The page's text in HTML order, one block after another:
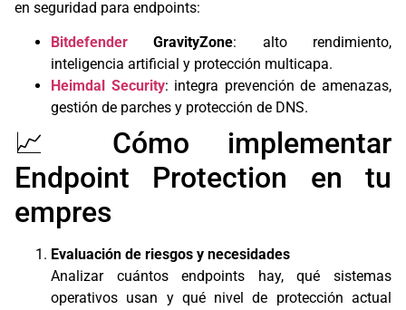
en seguridad para endpoints:
BitdefenderGravityZone: alto rendimiento,
inteligencia artificial y protección multicapa.
Heimdal Security: integra prevención de amenazas,
gestión de parches y protección de DNS.
📈 Cómo implementar
Endpoint Protection en tu
empres
Evaluación de riesgos y necesidades
Analizar cuántos endpoints hay, qué sistemas
operativos usan y qué nivel de protección actual